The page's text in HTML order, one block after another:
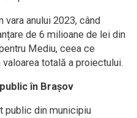
anului 2023, când
de 6 milioane de lei din
Mediu, ceea ce
totală a proiectului.
în Brașov
public din municipiu